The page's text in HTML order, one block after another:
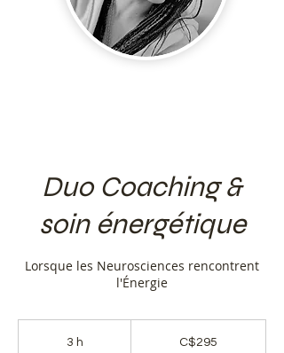
Duo Coaching &
soin énergétique
Lorsque les Neurosciences rencontrent
l'Énergie
3 h C$295